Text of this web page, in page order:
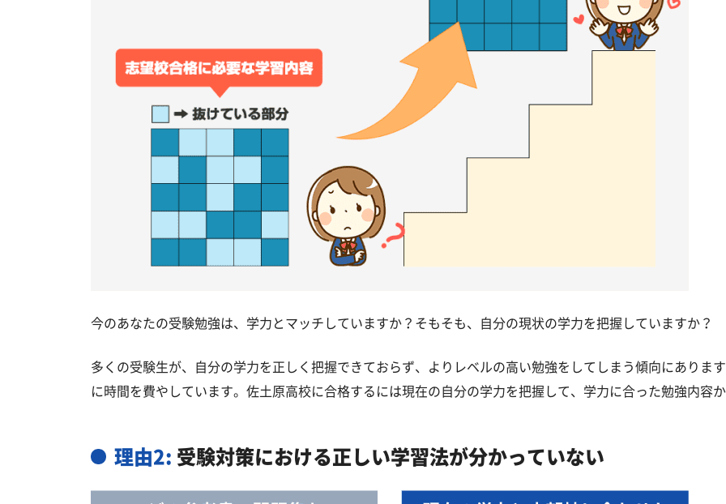
今のあなたの受験勉強は、学力とマッチしていますか？そもそも、自分の現状の学力を把握していますか？
多くの受験生が、自分の学力を正しく把握できておらず、よりレベルの高い勉強をしてしまう傾向にありま
に時間を費やしています。佐土原高校に合格するには現在の自分の学力を把握して、学力に合った勉強内容
理由2: 受験対策における正しい学習法が分かっていない